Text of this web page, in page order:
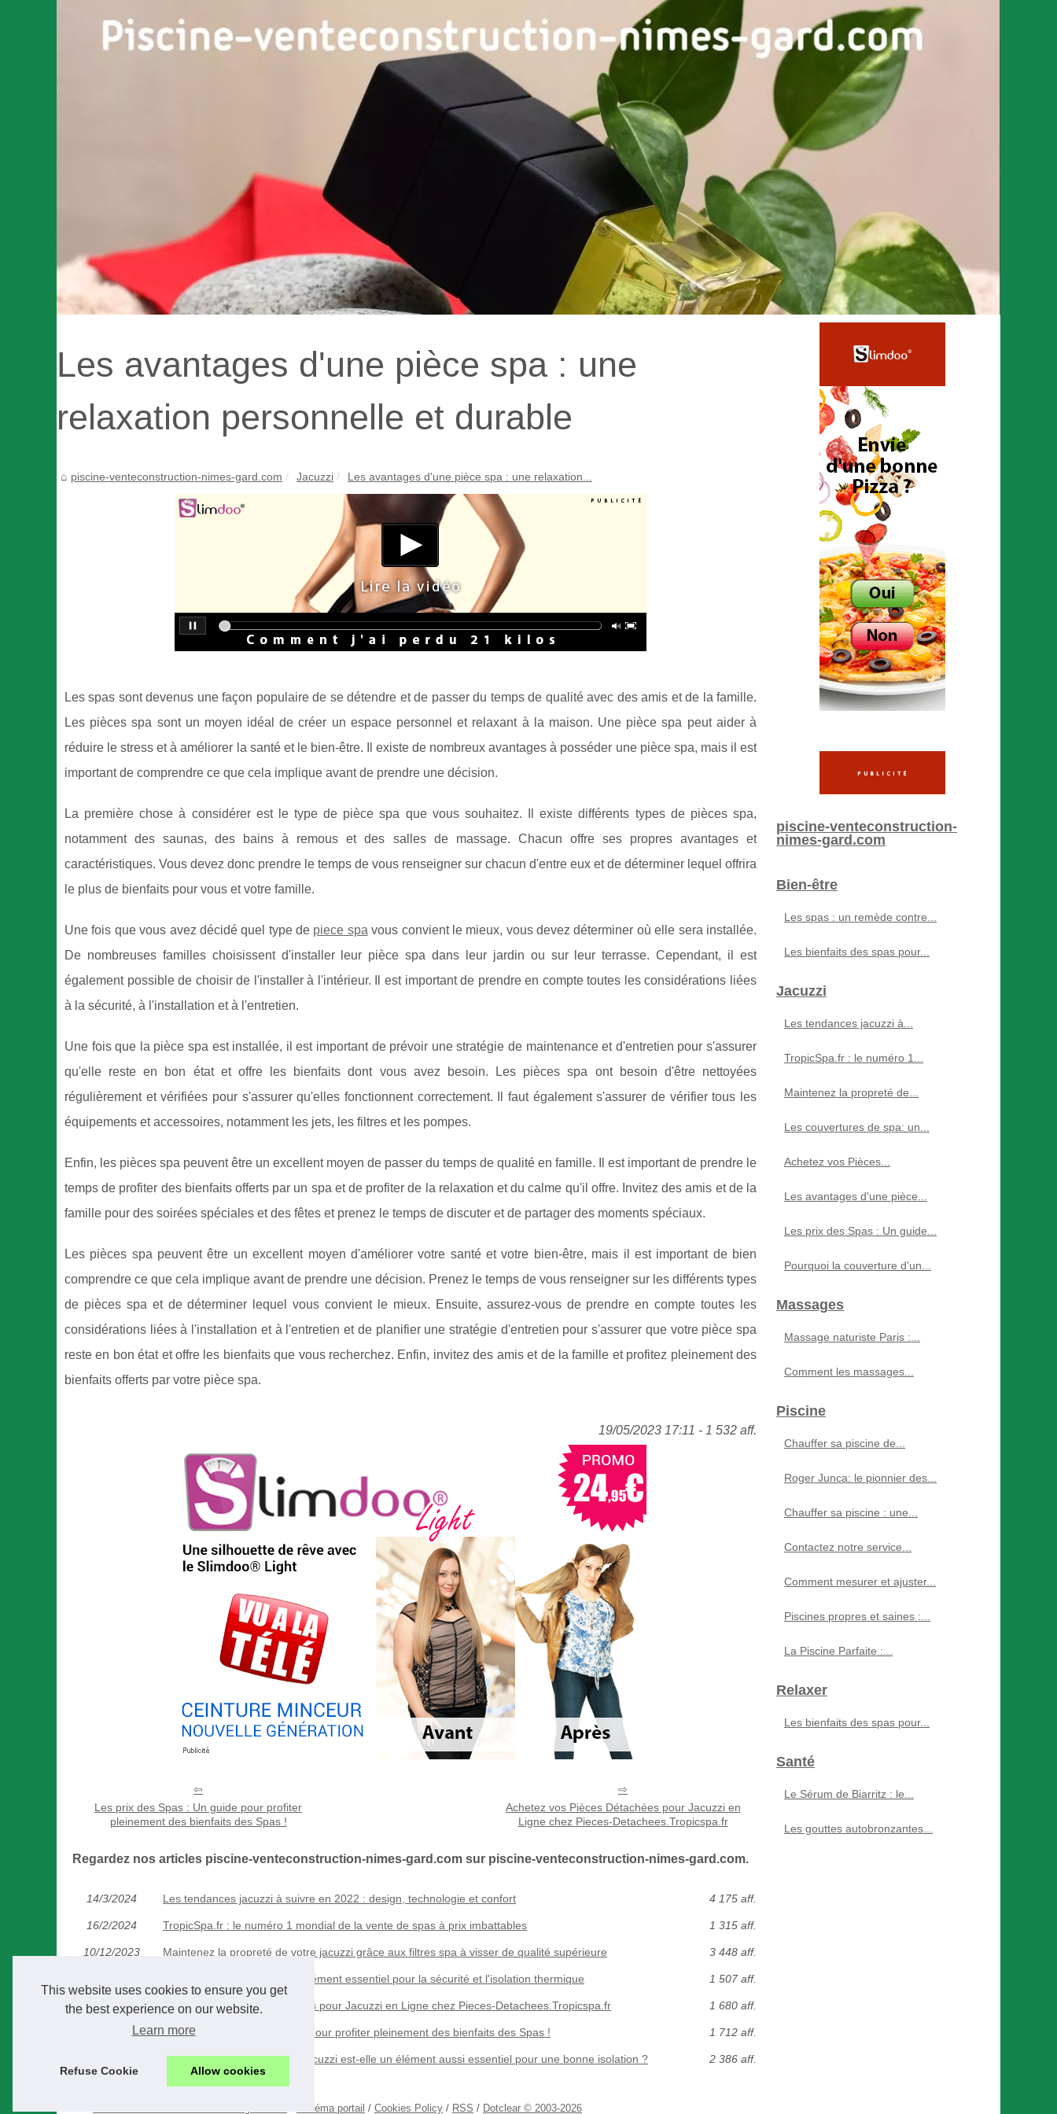
This website uses cookies to ensure you get
the best experience on our website.
Learn more
Refuse Cookie Allow cookies
Les avantages d'une pièce spa : une
relaxation personnelle et durable
piscine-venteconstruction-nimes-gard.com Jacuzzi Les avantages d'une pièce spa : une relaxation...
Les spas sont devenus une façon populaire de se détendre et de passer du temps de qualité avec des amis et de la famille.
Les pièces spa sont un moyen idéal de créer un espace personnel et relaxant à la maison. Une pièce spa peut aider à
réduire le stress et à améliorer la santé et le bien-être. Il existe de nombreux avantages à posséder une pièce spa, mais il est
important de comprendre ce que cela implique avant de prendre une décision.
La première chose à considérer est le type de pièce spa que vous souhaitez. Il existe différents types de pièces spa,
notamment des saunas, des bains à remous et des salles de massage. Chacun offre ses propres avantages et
caractéristiques. Vous devez donc prendre le temps de vous renseigner sur chacun d'entre eux et de déterminer lequel offrira
le plus de bienfaits pour vous et votre famille.
Une fois que vous avez décidé quel type de piece spa vous convient le mieux, vous devez déterminer où elle sera installée.
De nombreuses familles choisissent d'installer leur pièce spa dans leur jardin ou sur leur terrasse. Cependant, il est
également possible de choisir de l'installer à l'intérieur. Il est important de prendre en compte toutes les considérations liées
à la sécurité, à l'installation et à l'entretien.
Une fois que la pièce spa est installée, il est important de prévoir une stratégie de maintenance et d'entretien pour s'assurer
qu'elle reste en bon état et offre les bienfaits dont vous avez besoin. Les pièces spa ont besoin d'être nettoyées
régulièrement et vérifiées pour s'assurer qu'elles fonctionnent correctement. Il faut également s'assurer de vérifier tous les
équipements et accessoires, notamment les jets, les filtres et les pompes.
Enfin, les pièces spa peuvent être un excellent moyen de passer du temps de qualité en famille. Il est important de prendre le
temps de profiter des bienfaits offerts par un spa et de profiter de la relaxation et du calme qu'il offre. Invitez des amis et de la
famille pour des soirées spéciales et des fêtes et prenez le temps de discuter et de partager des moments spéciaux.
Les pièces spa peuvent être un excellent moyen d'améliorer votre santé et votre bien-être, mais il est important de bien
comprendre ce que cela implique avant de prendre une décision. Prenez le temps de vous renseigner sur les différents types
de pièces spa et de déterminer lequel vous convient le mieux. Ensuite, assurez-vous de prendre en compte toutes les
considérations liées à l'installation et à l'entretien et de planifier une stratégie d'entretien pour s'assurer que votre pièce spa
reste en bon état et offre les bienfaits que vous recherchez. Enfin, invitez des amis et de la famille et profitez pleinement des
bienfaits offerts par votre pièce spa.
19/05/2023 17:11 - 1 532 aff.
Les prix des Spas : Un guide pour profiter
pleinement des bienfaits des Spas !
Achetez vos Pièces Détachées pour Jacuzzi en
Ligne chez Pieces-Detachees.Tropicspa.fr
Regardez nos articles piscine-venteconstruction-nimes-gard.com sur piscine-venteconstruction-nimes-gard.com.
14/3/2024 Les tendances jacuzzi à suivre en 2022 : design, technologie et confort 4 175 aff.
16/2/2024 TropicSpa.fr : le numéro 1 mondial de la vente de spas à prix imbattables 1 315 aff.
10/12/2023 Maintenez la propreté de votre jacuzzi grâce aux filtres spa à visser de qualité supérieure 3 448 aff.
Les couvertures de spa: un élément essentiel pour la sécurité et l'isolation thermique 1 507 aff.
12/8/2023 Achetez vos Pièces Détachées pour Jacuzzi en Ligne chez Pieces-Detachees.Tropicspa.fr 1 680 aff.
16/4/2023 Les prix des Spas : Un guide pour profiter pleinement des bienfaits des Spas ! 1 712 aff.
Pourquoi la couverture d'un jacuzzi est-elle un élément aussi essentiel pour une bonne isolation ? 2 386 aff.
piscine-venteconstruction-
nimes-gard.com
Bien-être
Les spas : un remède contre...
Les bienfaits des spas pour...
Jacuzzi
Les tendances jacuzzi à...
TropicSpa.fr : le numéro 1...
Maintenez la propreté de...
Les couvertures de spa: un...
Achetez vos Pièces...
Les avantages d'une pièce...
Les prix des Spas : Un guide...
Pourquoi la couverture d'un...
Massages
Massage naturiste Paris :...
Comment les massages...
Piscine
Chauffer sa piscine de...
Roger Junca: le pionnier des...
Chauffer sa piscine : une...
Contactez notre service...
Comment mesurer et ajuster...
Piscines propres et saines :...
La Piscine Parfaite :...
Relaxer
Les bienfaits des spas pour...
Santé
Le Sérum de Biarritz : le...
Les gouttes autobronzantes...
Schéma portail / Cookies Policy / RSS / Dotclear © 2003-2026